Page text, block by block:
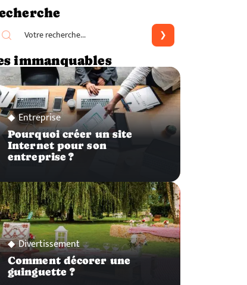
immanquables
Entreprise
Pourquoi créer un site
Internet pour son
entreprise ?
Divertissement
Comment décorer une
guinguette ?